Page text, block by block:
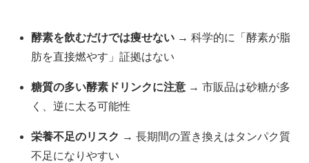
酵素を飲むだけでは痩せない → 科学的に「酵素が脂
肪を直接燃やす」証拠はない
糖質の多い酵素ドリンクに注意 → 市販品は砂糖が多
く、逆に太る可能性
栄養不足のリスク → 長期間の置き換えはタンパク質
不足になりやすい